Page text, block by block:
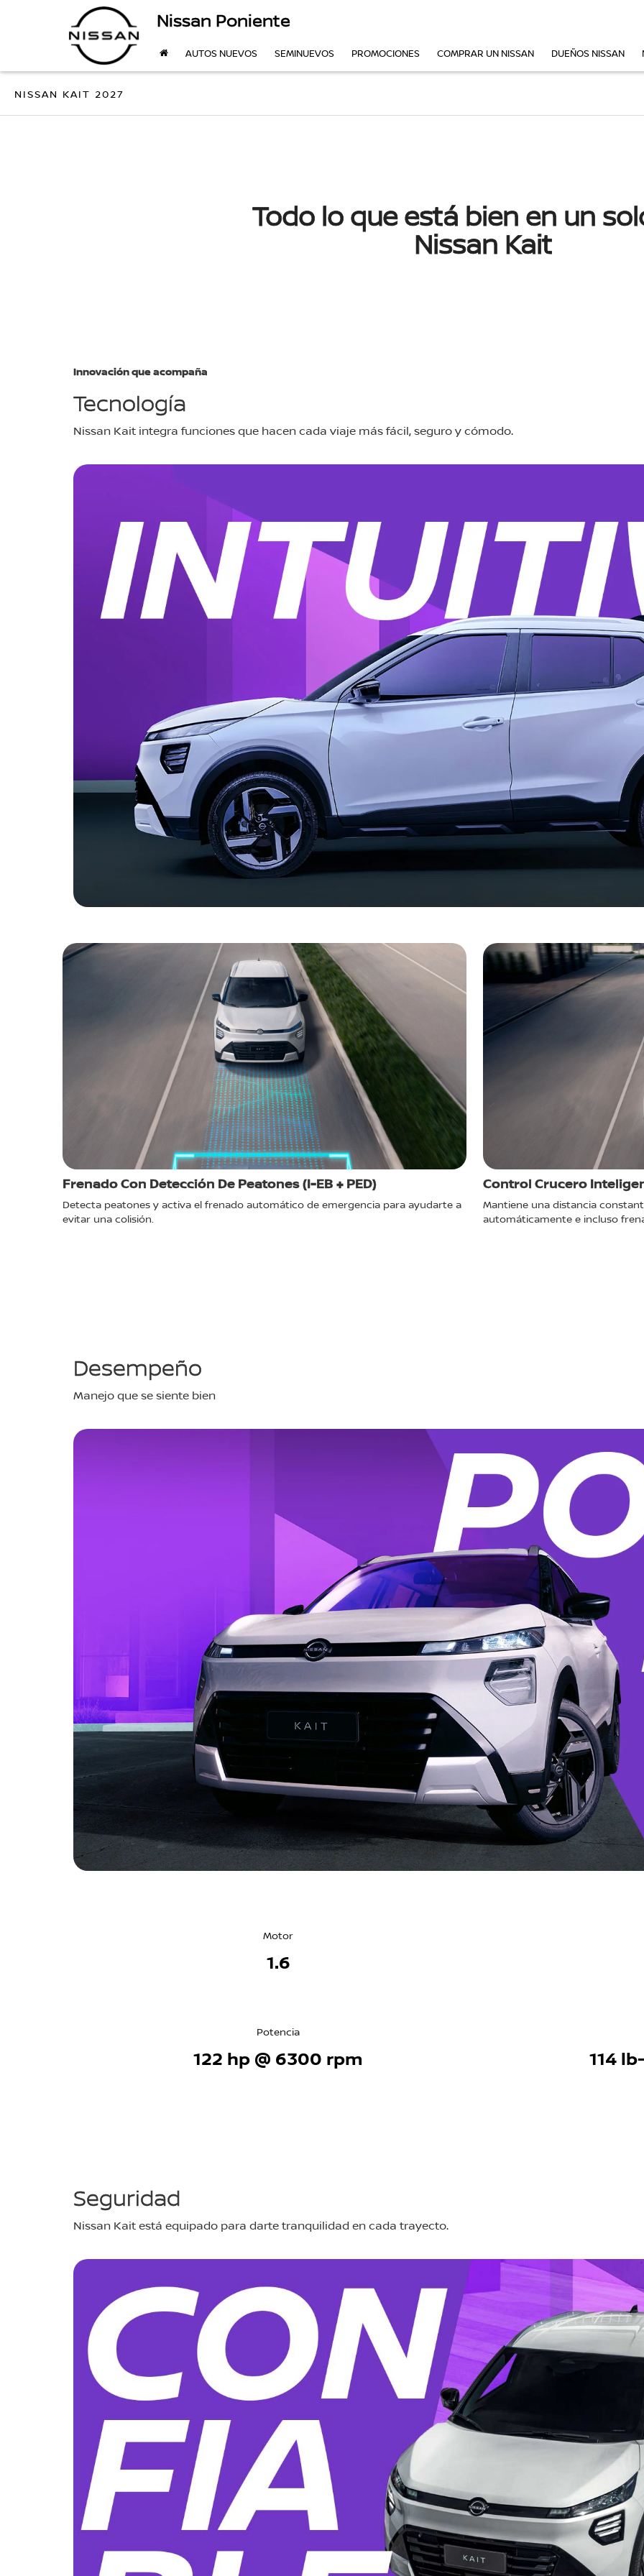
Nissan Poniente
AUTOS NUEVOS SEMINUEVOS PROMOCIONES COMPRAR UN NISSAN DUEÑOS NISSAN
NISSAN KAIT 2027
Todo lo que está bien en un
Nissan Kait
Innovación que acompaña
Tecnología
Nissan Kait integra funciones que hacen cada viaje más fácil, seguro y cómodo.
Frenado Con Detección De Peatones (I-EB + PED)
Detecta peatones y activa el frenado automático de emergencia para ayudarte a
evitar una colisión.
Control Crucero
Mantiene una distancia
automáticamente e incluso
Desempeño
Manejo que se siente bien
Motor
1.6
Potencia
122 hp @ 6300 rpm 114
Seguridad
Nissan Kait está equipado para darte tranquilidad en cada trayecto.